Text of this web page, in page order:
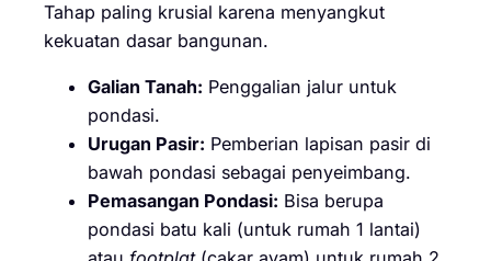
Tahap paling krusial karena menyangkut
kekuatan dasar bangunan.
Galian Tanah: Penggalian jalur untuk
pondasi.
Urugan Pasir: Pemberian lapisan pasir di
bawah pondasi sebagai penyeimbang.
Pemasangan Pondasi: Bisa berupa
pondasi batu kali (untuk rumah 1 lantai)